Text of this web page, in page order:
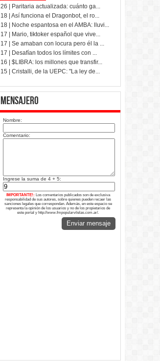
26 | Paritaria actualizada: cuánto ga...
18 | Así funciona el Dragonbot, el ro...
18 | Noche espantosa en el AMBA: lluvi...
17 | Mario, tiktoker español que vive...
17 | Se amaban con locura pero él la ...
17 | Desafían todos los límites con ...
16 | $LIBRA: los millones que transfir...
15 | Cristalli, de la UEPC: "La ley de...
Mensajero
Nombre:
Comentario:
Ingrese la suma de 4 + 5:
IMPORTANTE!: Los comentarios publicados son de exclusiva
responsabilidad de sus autores, sobre quienes pueden recaer las
sanciones legales que correspondan. Además, en este espacio se
representa la opinión de los usuarios y no de los propietarios de
este portal y http://www.fmpopularvilelas.com.ar/.
Enviar mensaje